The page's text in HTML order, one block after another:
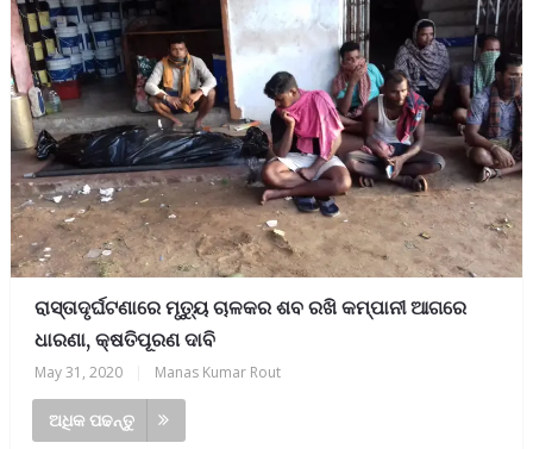
ରାସ୍ତାଦୃର୍ଘଟଣାରେ ମୃତ୍ୟୁ ଚାଳକର ଶବ ରଖି କମ୍ପାନୀ ଆଗରେ
ଧାରଣା, କ୍ଷତିପୂରଣ ଦାବି
May 31, 2020 Manas Kumar Rout
ଅଧିକ ପଢନ୍ତୁ